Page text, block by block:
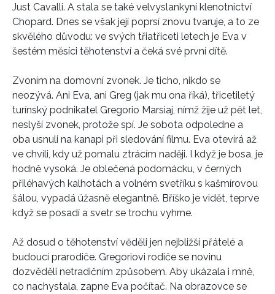
Just Cavalli. A stala se také velvyslankyní klenotnictví
Chopard. Dnes se však její poprsí znovu tvaruje, a to ze
skvělého důvodu: ve svých třiatřiceti letech je Eva v
šestém měsíci těhotenství a čeká své první dítě.
Zvoním na domovní zvonek. Je ticho, nikdo se
neozývá. Ani Eva, ani Greg (jak mu ona říká), třicetiletý
turínský podnikatel Gregorio Marsiaj, nímž žije už pět let,
neslyší zvonek, protože spí. Je sobota odpoledne a
oba usnuli na kanapi při sledování filmu. Eva otevírá až
ve chvíli, kdy už pomalu ztrácím naději. I když je bosa, je
hodně vysoká. Je oblečená podomácku, v černých
přiléhavých kalhotách a volném svetříku s kašmírovou
šálou, vypadá úžasně elegantně. Bříško je vidět, teprve
když se posadí a svetr se trochu vyhrne.
Až dosud o těhotenství věděli jen nejbližší přátelé a
budoucí prarodiče. Gregoriovi rodiče se novinu
dozvěděli netradičním způsobem. Aby ukázala i mně,
co nachystala, zapne Eva počítač. Na obrazovce se